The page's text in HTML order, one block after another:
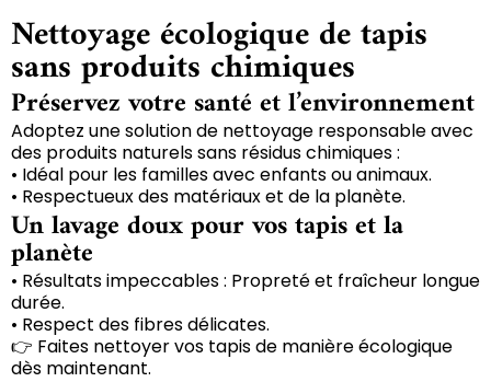
Nettoyage écologique de tapis
sans produits chimiques
Préservez votre santé et l’environnement
Adoptez une solution de nettoyage responsable avec
des produits naturels sans résidus chimiques :
• Idéal pour les familles avec enfants ou animaux.
• Respectueux des matériaux et de la planète.
Un lavage doux pour vos tapis et la
planète
• Résultats impeccables : Propreté et fraîcheur longue
durée.
• Respect des fibres délicates.
👉 Faites nettoyer vos tapis de manière écologique
dès maintenant.